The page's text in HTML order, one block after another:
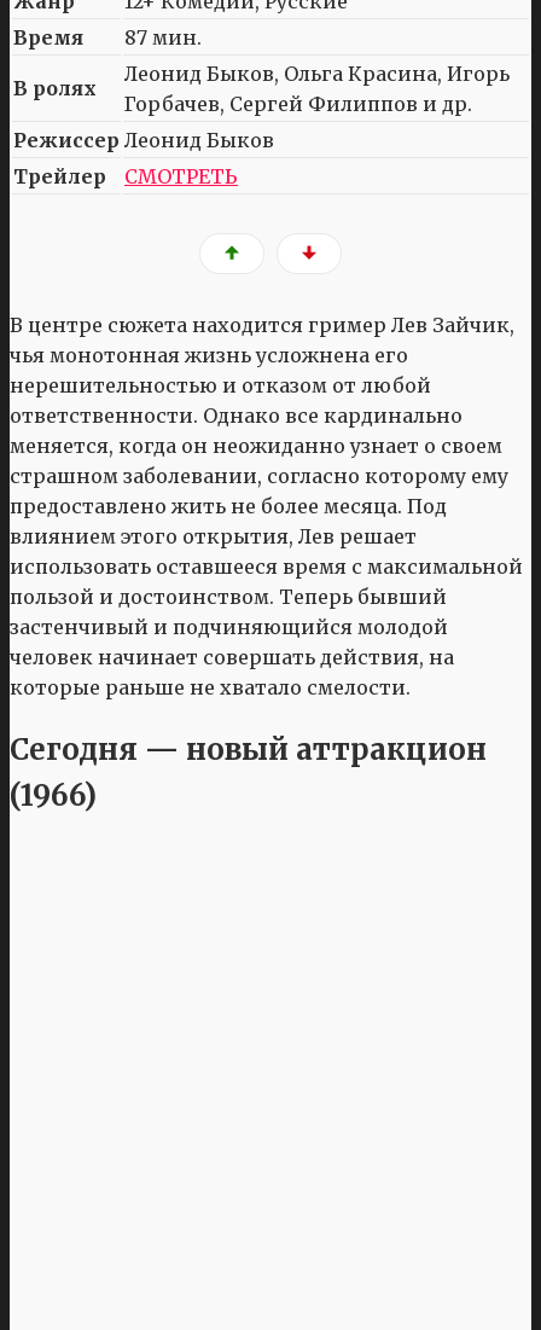
Время
87 мин.
В ролях
Леонид Быков, Ольга Красина, Игорь
Горбачев, Сергей Филиппов и др.
Режиссер Леонид Быков
Трейлер
СМОТРЕТЬ
В центре сюжета находится гример Лев Зайчик,
чья монотонная жизнь усложнена его
нерешительностью и отказом от любой
ответственности. Однако все кардинально
меняется, когда он неожиданно узнает о своем
страшном заболевании, согласно которому ему
предоставлено жить не более месяца. Под
влиянием этого открытия, Лев решает
использовать оставшееся время с максимальной
пользой и достоинством. Теперь бывший
застенчивый и подчиняющийся молодой
человек начинает совершать действия, на
которые раньше не хватало смелости.
Сегодня — новый аттракцион
(1966)